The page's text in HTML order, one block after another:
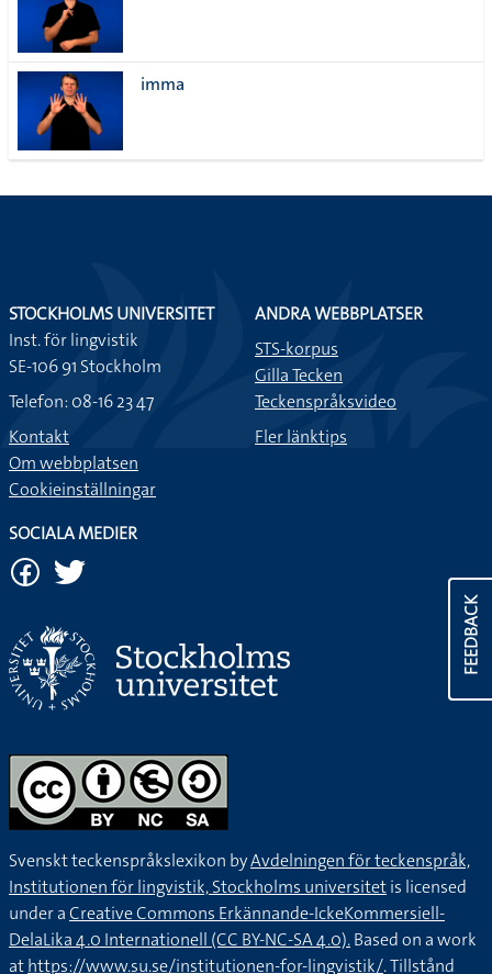
imma
FEEDBACK
STOCKHOLMS UNIVERSITET
Inst. för lingvistik
SE-106 91 Stockholm
Telefon: 08-16 23 47
Kontakt
Om webbplatsen
Cookieinställningar
ANDRA WEBBPLATSER
STS-korpus
Gilla Tecken
Teckenspråksvideo
Fler länktips
SOCIALA MEDIER
Svenskt teckenspråkslexikon byAvdelningen för teckenspråk,
Institutionen för lingvistik, Stockholms universitetis licensed
under aCreative Commons Erkännande-IckeKommersiell-
DelaLika 4.0 Internationell (CC BY-NC-SA 4.0).Based on a work
athttps://www.su.se/institutionen-for-lingvistik/. Tillstånd